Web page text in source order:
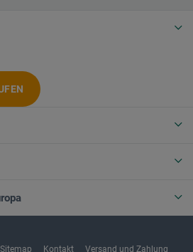
Sitemap Kontakt Versand und Zahlung